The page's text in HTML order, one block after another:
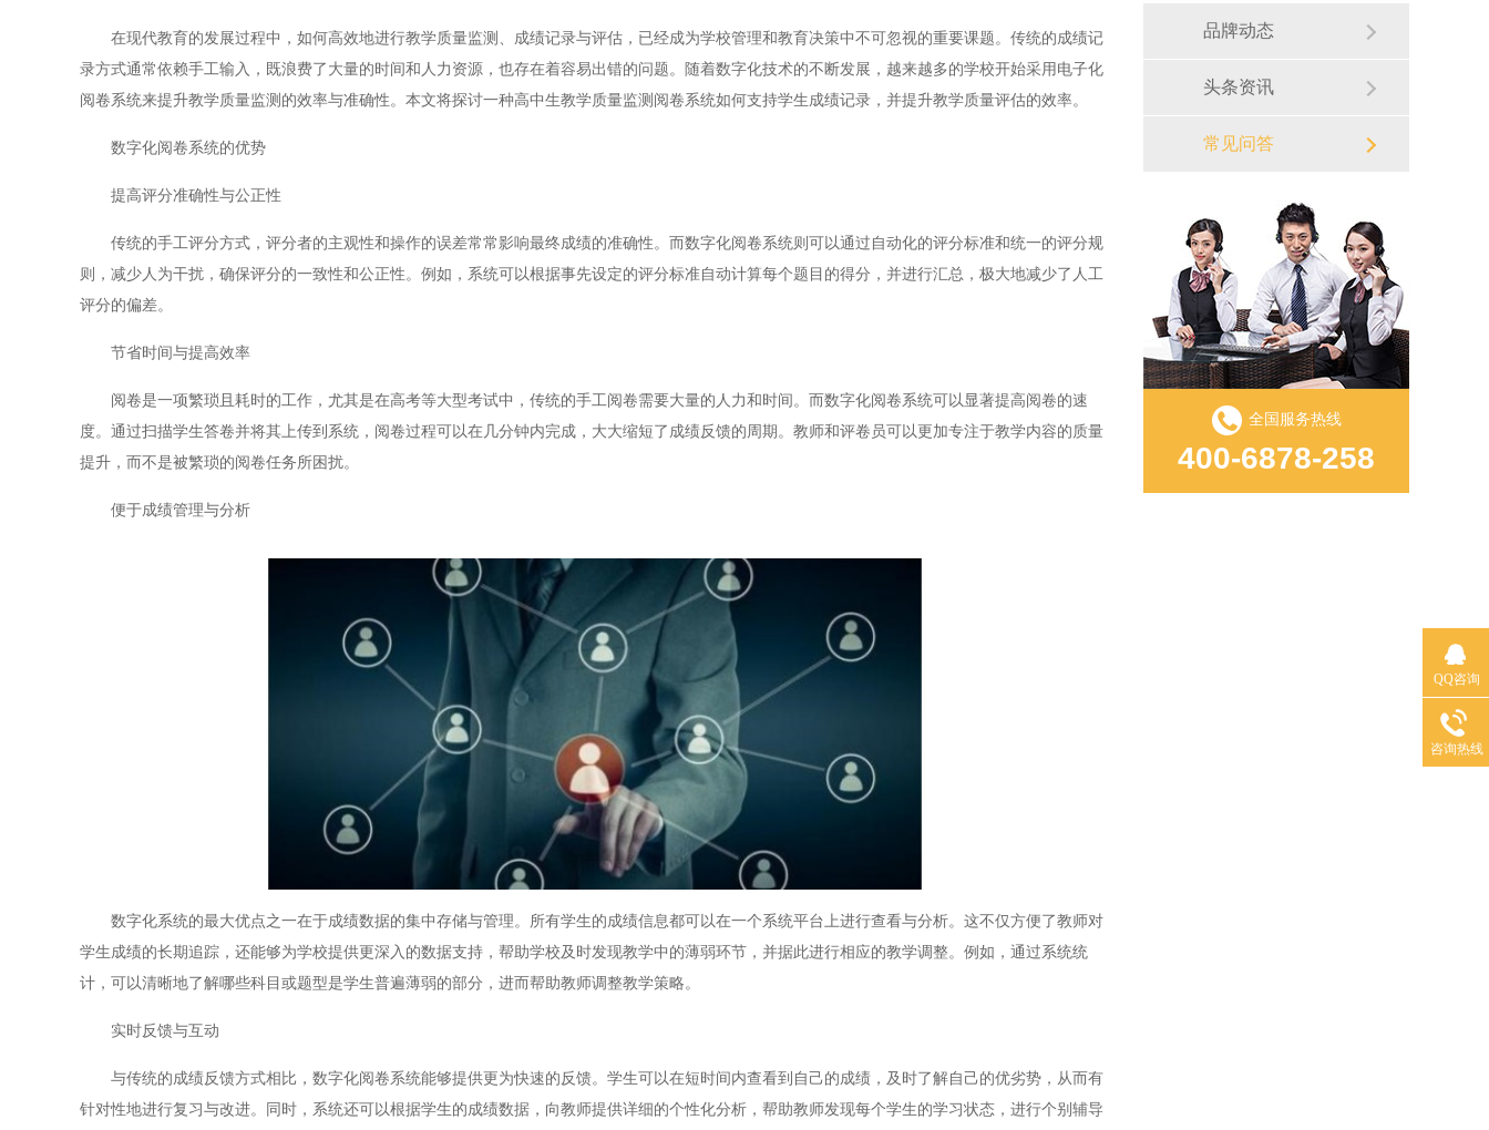
在现代教育的发展过程中，如何高效地进行教学质量监测、成绩记录与评估，已经成为学校管理和教育决策中不可忽视的重要课题。传统的成绩记
录方式通常依赖手工输入，既浪费了大量的时间和人力资源，也存在着容易出错的问题。随着数字化技术的不断发展，越来越多的学校开始采用电子化
阅卷系统来提升教学质量监测的效率与准确性。本文将探讨一种高中生教学质量监测阅卷系统如何支持学生成绩记录，并提升教学质量评估的效率。
数字化阅卷系统的优势
提高评分准确性与公正性
传统的手工评分方式，评分者的主观性和操作的误差常常影响最终成绩的准确性。而数字化阅卷系统则可以通过自动化的评分标准和统一的评分规
则，减少人为干扰，确保评分的一致性和公正性。例如，系统可以根据事先设定的评分标准自动计算每个题目的得分，并进行汇总，极大地减少了人工
评分的偏差。
节省时间与提高效率
阅卷是一项繁琐且耗时的工作，尤其是在高考等大型考试中，传统的手工阅卷需要大量的人力和时间。而数字化阅卷系统可以显著提高阅卷的速
度。通过扫描学生答卷并将其上传到系统，阅卷过程可以在几分钟内完成，大大缩短了成绩反馈的周期。教师和评卷员可以更加专注于教学内容的质量
提升，而不是被繁琐的阅卷任务所困扰。
便于成绩管理与分析
数字化系统的最大优点之一在于成绩数据的集中存储与管理。所有学生的成绩信息都可以在一个系统平台上进行查看与分析。这不仅方便了教师对
学生成绩的长期追踪，还能够为学校提供更深入的数据支持，帮助学校及时发现教学中的薄弱环节，并据此进行相应的教学调整。例如，通过系统统
计，可以清晰地了解哪些科目或题型是学生普遍薄弱的部分，进而帮助教师调整教学策略。
实时反馈与互动
与传统的成绩反馈方式相比，数字化阅卷系统能够提供更为快速的反馈。学生可以在短时间内查看到自己的成绩，及时了解自己的优劣势，从而有
针对性地进行复习与改进。同时，系统还可以根据学生的成绩数据，向教师提供详细的个性化分析，帮助教师发现每个学生的学习状态，进行个别辅导
品牌动态
头条资讯
常见问答
全国服务热线
400-6878-258
QQ咨询
咨询热线